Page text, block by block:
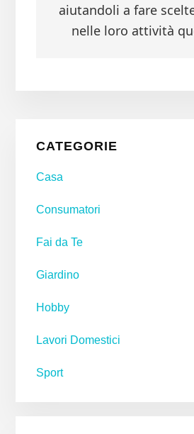
aiutandoli a fare
nelle loro attività
Primary
Sidebar
CATEGORIE
Casa
Consumatori
Fai da Te
Giardino
Hobby
Lavori Domestici
Sport